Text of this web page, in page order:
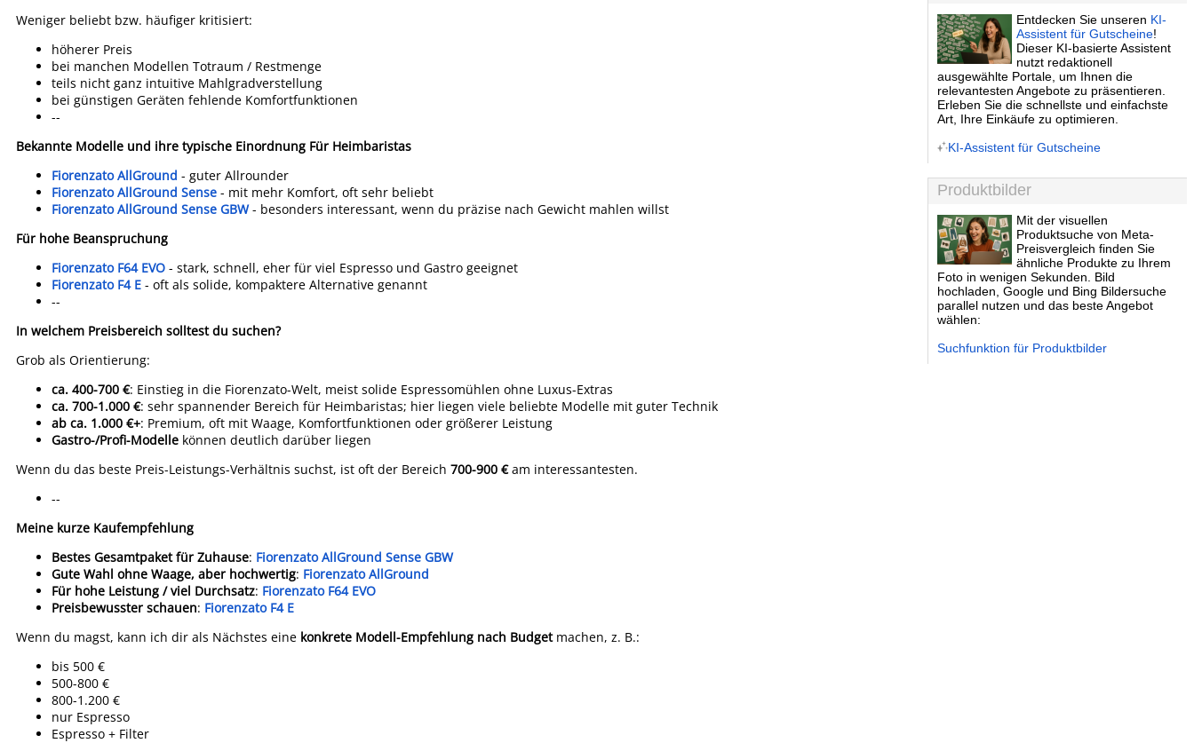
Weniger beliebt bzw. häufiger kritisiert:
höherer Preis
bei manchen Modellen Totraum / Restmenge
teils nicht ganz intuitive Mahlgradverstellung
bei günstigen Geräten fehlende Komfortfunktionen
--
Bekannte Modelle und ihre typische Einordnung Für Heimbaristas
Fiorenzato AllGround - guter Allrounder
Fiorenzato AllGround Sense - mit mehr Komfort, oft sehr beliebt
Fiorenzato AllGround Sense GBW- besonders interessant, wenn du präzise nach Gewicht mahlen willst
Für hohe Beanspruchung
Fiorenzato F64 EVO - stark, schnell, eher für viel Espresso und Gastro geeignet
Fiorenzato F4 E - oft als solide, kompaktere Alternative genannt
--
In welchem Preisbereich solltest du suchen?
Grob als Orientierung:
ca. 400-700 €: Einstieg in die Fiorenzato-Welt, meist solide Espressomühlen ohne Luxus-Extras
ca. 700-1.000 €: sehr spannender Bereich für Heimbaristas; hier liegen viele beliebte Modelle mit guter Technik
ab ca. 1.000 €+: Premium, oft mit Waage, Komfortfunktionen oder größerer Leistung
Gastro-/Profi-Modelle können deutlich darüber liegen
Wenn du das beste Preis-Leistungs-Verhältnis suchst, ist oft der Bereich 700-900 €am interessantesten.
--
Meine kurze Kaufempfehlung
Bestes Gesamtpaket für Zuhause: Fiorenzato AllGround Sense GBW
Gute Wahl ohne Waage, aber hochwertig: Fiorenzato AllGround
Für hohe Leistung / viel Durchsatz: Fiorenzato F64 EVO
Preisbewusster schauen: Fiorenzato F4 E
Wenn du magst, kann ich dir als Nächstes eine konkrete Modell-Empfehlung nach Budgetmachen, z. B.:
bis 500 €
500-800 €
800-1.200 €
nur Espresso
Espresso + Filter
Entdecken Sie unseren KI-
Assistent für Gutscheine!
Dieser KI-basierte Assistent
nutzt redaktionell
ausgewählte Portale, um Ihnen die
relevantesten Angebote zu präsentieren.
Erleben Sie die schnellste und einfachste
Art, Ihre Einkäufe zu optimieren.
KI-Assistent für Gutscheine
Produktbilder
Mit der visuellen
Produktsuche von Meta-
Preisvergleich finden Sie
ähnliche Produkte zu Ihrem
Foto in wenigen Sekunden. Bild
hochladen, Google und Bing Bildersuche
parallel nutzen und das beste Angebot
wählen:
Suchfunktion für Produktbilder